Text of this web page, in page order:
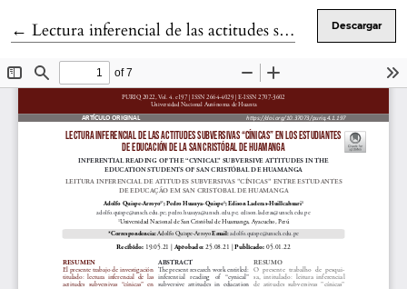
← Volver a los detalles del artículo
Lectura inferencial de las actitudes subversivas “cínicas” en los estudiantes de Educación de la San Cristóbal de Huamanga Descargar